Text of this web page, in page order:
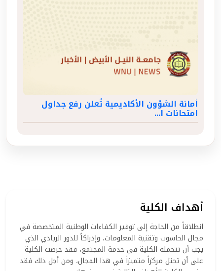
أمانة الشؤون الأكاديمية تُعلن رفع جداول
امتحانات ا...
أهداف الكلية
انطلاقاً من الحاجة إلى توفير الكفاءات الوطنية المتخصصة في
مجال الحاسوب وتقنية المعلومات، وإدراكاً للدور الريادي الذي
يجب أن تتحمله الكلية في خدمة المجتمع، فقد حرصت الكلية
على أن تحتل مركزاً متميزاً في هذا المجال، ومن أجل ذلك فقد